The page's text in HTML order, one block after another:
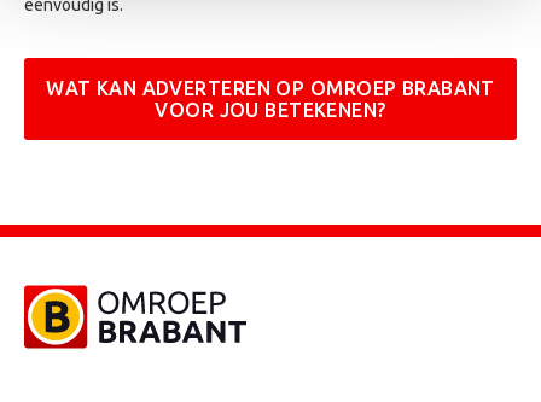
eenvoudig is.
WAT KAN ADVERTEREN OP OMROEP BRABANT
VOOR JOU BETEKENEN?